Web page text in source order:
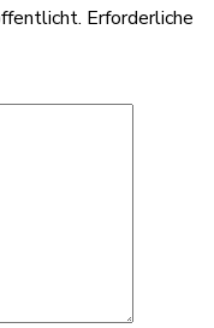
Erforderliche